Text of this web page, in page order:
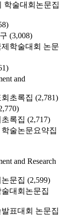
학술대회논문집
(3,008)
학술대회 논문
and
초록집 (2,781)
록집 (2,717)
술논문요약집
and Research
문집 (2,599)
대회논문집
표대회 논문집